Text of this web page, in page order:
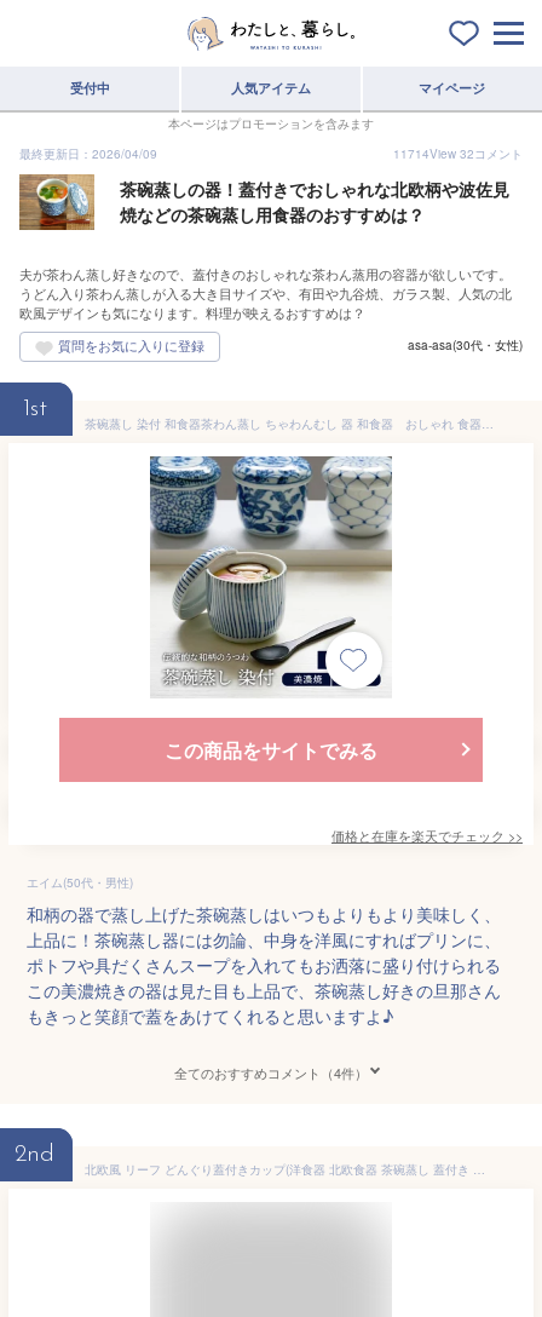
受付中 人気アイテム マイページ
本ページはプロモーションを含みます
最終更新日：2026/04/09
11714View 32コメント
茶碗蒸しの器！蓋付きでおしゃれな北欧柄や波佐見
焼などの茶碗蒸し用食器のおすすめは？
夫が茶わん蒸し好きなので、蓋付きのおしゃれな茶わん蒸用の容器が欲しいです。
うどん入り茶わん蒸しが入る大き目サイズや、有田や九谷焼、ガラス製、人気の北
欧風デザインも気になります。料理が映えるおすすめは？
asa-asa(30代・女性)
1st
茶碗蒸し 染付 和食器茶わん蒸し ちゃわんむし 器 和食器 おしゃれ 食器 蒸し料理 プリンカップ スープボウル スープカップ カップ コップ 蓋物 和カフェ
この商品をサイトでみる
価格と在庫を楽天でチェック >>
エイム(50代・男性)
和柄の器で蒸し上げた茶碗蒸しはいつもよりもより美味しく、
上品に！茶碗蒸し器には勿論、中身を洋風にすればプリンに、
ポトフや具だくさんスープを入れてもお洒落に盛り付けられる
この美濃焼きの器は見た目も上品で、茶碗蒸し好きの旦那さん
もきっと笑顔で蓋をあけてくれると思いますよ♪
全てのおすすめコメント（4件）
2nd
北欧風 リーフ どんぐり蓋付きカップ(洋食器 北欧食器 茶碗蒸し 蓋付き 茶碗蒸し碗 スープカップ デザートカップ アウトレット込み 上絵 カフェ食器 業務用食器 多治見美濃焼 日本製)